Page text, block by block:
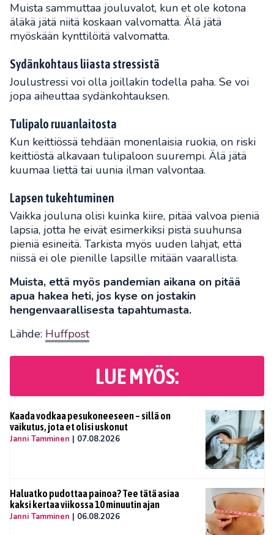
Muista sammuttaa jouluvalot, kun et ole kotona
äläkä jätä niitä koskaan valvomatta. Älä jätä
myöskään kynttilöitä valvomatta.
Sydänkohtaus liiasta stressistä
Joulustressi voi olla joillakin todella paha. Se voi
jopa aiheuttaa sydänkohtauksen.
Tulipalo ruuanlaitosta
Kun keittiössä tehdään monenlaisia ruokia, on riski
keittiöstä alkavaan tulipaloon suurempi. Älä jätä
kuumaa liettä tai uunia ilman valvontaa.
Lapsen tukehtuminen
Vaikka jouluna olisi kuinka kiire, pitää valvoa pieniä
lapsia, jotta he eivät esimerkiksi pistä suuhunsa
pieniä esineitä. Tarkista myös uuden lahjat, että
niissä ei ole pienille lapsille mitään vaarallista.
Muista, että myös pandemian aikana on pitää
apua hakea heti, jos kyse on jostakin
hengenvaarallisesta tapahtumasta.
Lähde: Huffpost
LUE MYÖS:
Kaada vodkaa pesukoneeseen – sillä on
vaikutus, jota et olisi uskonut
Janni Tamminen | 07.08.2026
Haluatko pudottaa painoa? Tee tätä asiaa
kaksi kertaa viikossa 10 minuutin ajan
Janni Tamminen | 06.08.2026